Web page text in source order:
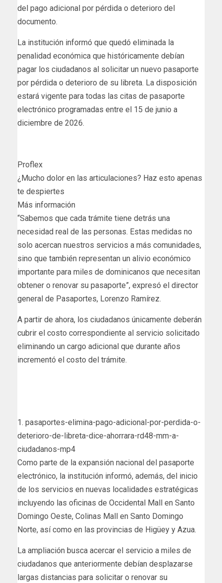
del pago adicional por pérdida o deterioro del
documento.
La institución informó que quedó eliminada la
penalidad económica que históricamente debían
pagar los ciudadanos al solicitar un nuevo pasaporte
por pérdida o deterioro de su libreta. La disposición
estará vigente para todas las citas de pasaporte
electrónico programadas entre el 15 de junio a
diciembre de 2026.
Proflex
¿Mucho dolor en las articulaciones? Haz esto apenas
te despiertes
Más información
“Sabemos que cada trámite tiene detrás una
necesidad real de las personas. Estas medidas no
solo acercan nuestros servicios a más comunidades,
sino que también representan un alivio económico
importante para miles de dominicanos que necesitan
obtener o renovar su pasaporte”, expresó el director
general de Pasaportes, Lorenzo Ramírez.
A partir de ahora, los ciudadanos únicamente deberán
cubrir el costo correspondiente al servicio solicitado
eliminando un cargo adicional que durante años
incrementó el costo del trámite.
1. pasaportes-elimina-pago-adicional-por-perdida-o-
deterioro-de-libreta-dice-ahorrara-rd48-mm-a-
ciudadanos-mp4
Como parte de la expansión nacional del pasaporte
electrónico, la institución informó, además, del inicio
de los servicios en nuevas localidades estratégicas
incluyendo las oficinas de Occidental Mall en Santo
Domingo Oeste, Colinas Mall en Santo Domingo
Norte, así como en las provincias de Higüey y Azua.
La ampliación busca acercar el servicio a miles de
ciudadanos que anteriormente debían desplazarse
largas distancias para solicitar o renovar su